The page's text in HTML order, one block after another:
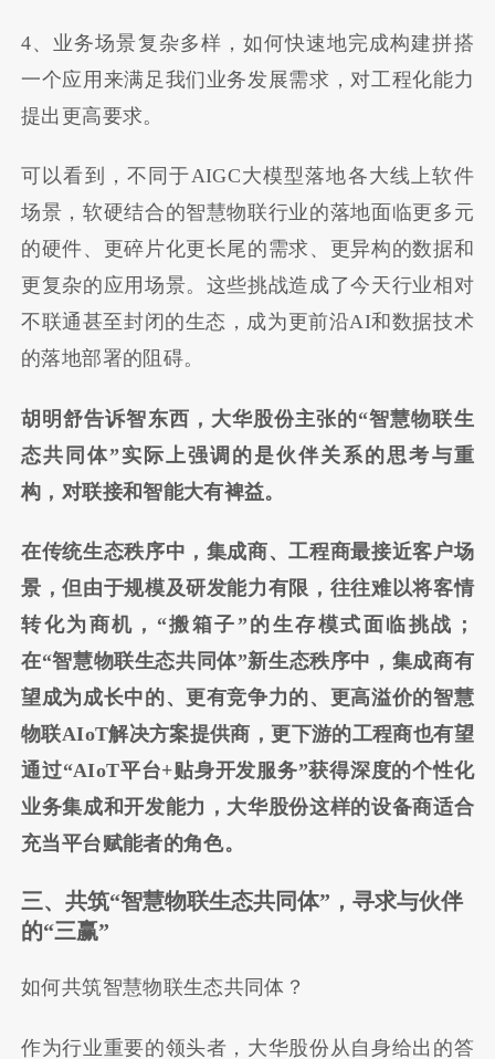
4、业务场景复杂多样，如何快速地完成构建拼搭
一个应用来满足我们业务发展需求，对工程化能力
提出更高要求。
可以看到，不同于AIGC大模型落地各大线上软件
场景，软硬结合的智慧物联行业的落地面临更多元
的硬件、更碎片化更长尾的需求、更异构的数据和
更复杂的应用场景。这些挑战造成了今天行业相对
不联通甚至封闭的生态，成为更前沿AI和数据技术
的落地部署的阻碍。
胡明舒告诉智东西，大华股份主张的“智慧物联生
态共同体”实际上强调的是伙伴关系的思考与重
构，对联接和智能大有裨益。
在传统生态秩序中，集成商、工程商最接近客户场
景，但由于规模及研发能力有限，往往难以将客情
转化为商机，“搬箱子”的生存模式面临挑战；
在“智慧物联生态共同体”新生态秩序中，集成商有
望成为成长中的、更有竞争力的、更高溢价的智慧
物联AIoT解决方案提供商，更下游的工程商也有望
通过“AIoT平台+贴身开发服务”获得深度的个性化
业务集成和开发能力，大华股份这样的设备商适合
充当平台赋能者的角色。
三、共筑“智慧物联生态共同体”，寻求与伙伴
的“三赢”
如何共筑智慧物联生态共同体？
作为行业重要的领头者，大华股份从自身给出的答